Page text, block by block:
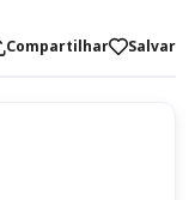
Compartilhar Salvar